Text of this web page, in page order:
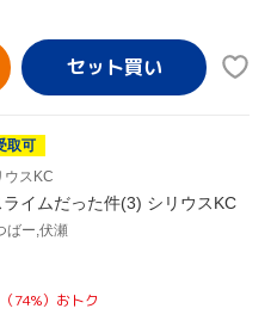
取可
ウスKC
イムだった件(3) シリウスKC
ばー,伏瀬
74%）おトク